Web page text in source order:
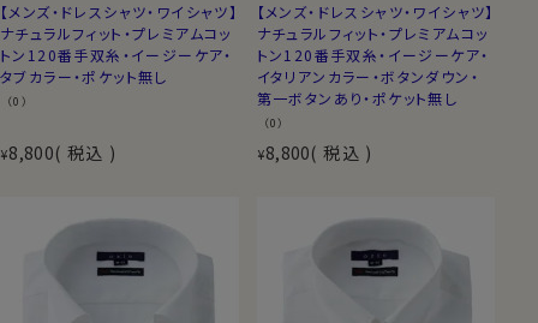
【メンズ・ドレスシャツ・ワイシャツ】
ナチュラルフィット・プレミアムコッ
トン120番手双糸・イージーケア・
タブカラー・ポケット無し
（0）
¥8,800 税込
【メンズ・ドレスシャツ・ワイシャツ】
ナチュラルフィット・プレミアムコッ
トン120番手双糸・イージーケア・
イタリアンカラー・ボタンダウン・
第一ボタンあり・ポケット無し
（0）
¥8,800 税込